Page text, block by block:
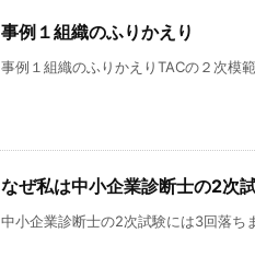
事例１組織のふりかえり
事例１組織のふりかえりTACの２次模
なぜ私は中小企業診断士の2次
中小企業診断士の2次試験には3回落ち